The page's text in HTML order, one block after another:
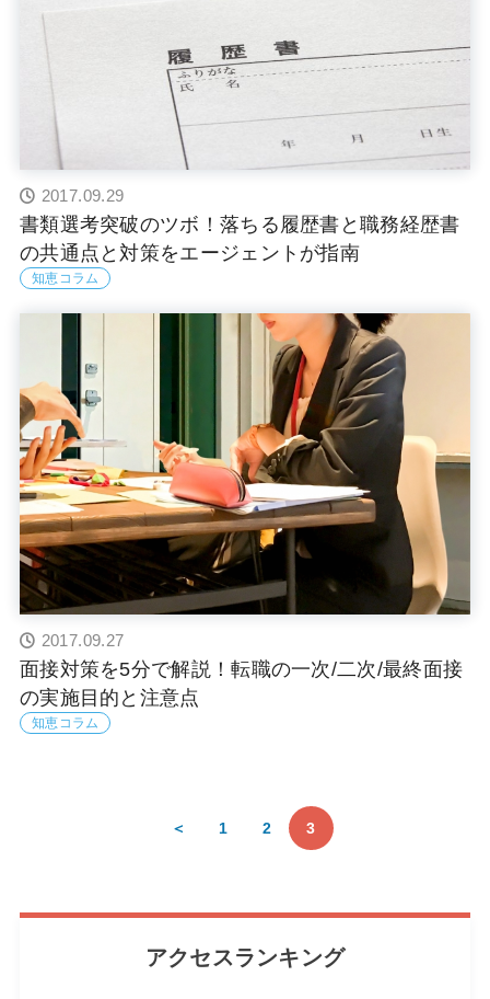
2017.09.29
書類選考突破のツボ！落ちる履歴書と職務経歴書
の共通点と対策をエージェントが指南
知恵コラム
2017.09.27
面接対策を5分で解説！転職の一次/二次/最終面接
の実施目的と注意点
知恵コラム
＜ 1 2 3
アクセスランキング